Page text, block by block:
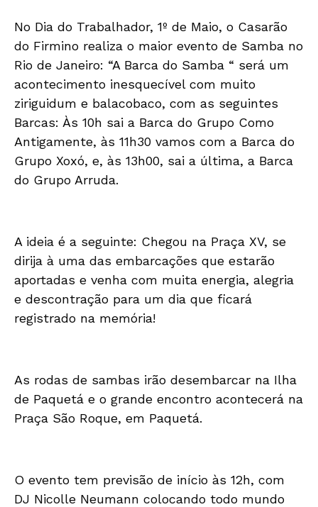
No Dia do Trabalhador, 1º de Maio, o Casarão
do Firmino realiza o maior evento de Samba no
Rio de Janeiro: “A Barca do Samba “ será um
acontecimento inesquecível com muito
ziriguidum e balacobaco, com as seguintes
Barcas: Às 10h sai a Barca do Grupo Como
Antigamente, às 11h30 vamos com a Barca do
Grupo Xoxó, e, às 13h00, sai a última, a Barca
do Grupo Arruda.
A ideia é a seguinte: Chegou na Praça XV, se
dirija à uma das embarcações que estarão
aportadas e venha com muita energia, alegria
e descontração para um dia que ficará
registrado na memória!
As rodas de sambas irão desembarcar na Ilha
de Paquetá e o grande encontro acontecerá na
Praça São Roque, em Paquetá.
O evento tem previsão de início às 12h, com
DJ Nicolle Neumann colocando todo mundo